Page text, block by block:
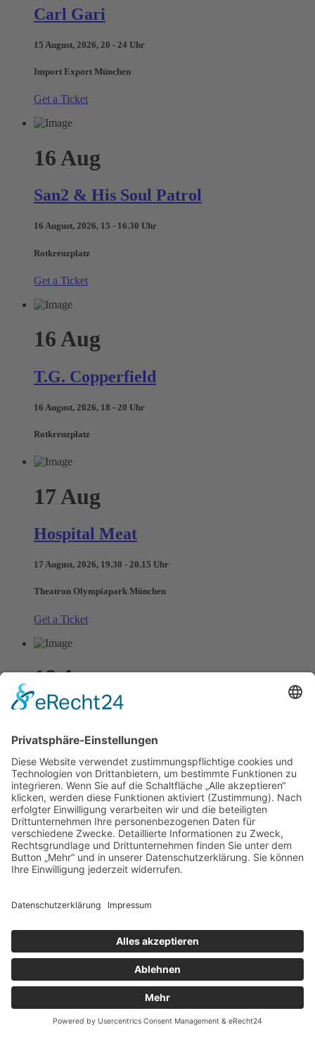
Carl Gari
15 August, 2026, 20 - 24 Uhr
Import Export München
Get a Ticket
16 Aug
San2 & His Soul Patrol
16 August, 2026, 15 - 16.30 Uhr
Rotkreuzplatz
Get a Ticket
16 Aug
T.G. Copperfield
16 August, 2026, 18 - 20 Uhr
Rotkreuzplatz
17 Aug
Hospital Meat
17 August, 2026, 19.30 - 20.15 Uhr
Theatron Olympiapark München
Get a Ticket
18Aug
Manuel Meier
18 August, 2026, 20 - 22 Uhr
Hard Rock Cafe München
18Aug
Polar Noir
18 August, 2026, 19 - 20 Uhr
Theatron Olympiapark München
Get a Ticket
19Aug